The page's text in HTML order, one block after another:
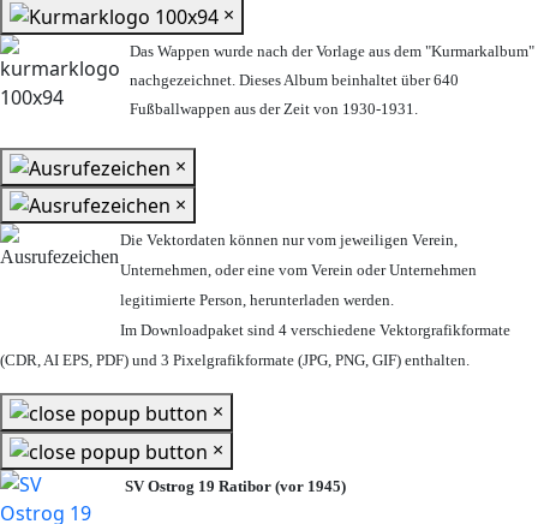
×
Das Wappen wurde nach der Vorlage aus dem "Kurmarkalbum"
nachgezeichnet. Dieses Album beinhaltet über 640
Fußballwappen aus der Zeit von 1930-1931.
×
×
Die Vektordaten können nur vom jeweiligen Verein,
Unternehmen, oder eine vom Verein oder Unternehmen
legitimierte Person, herunterladen werden.
Im Downloadpaket sind 4 verschiedene Vektorgrafikformate
(CDR, AI EPS, PDF) und 3 Pixelgrafikformate (JPG, PNG, GIF) enthalten.
×
×
SV Ostrog 19 Ratibor (vor 1945)